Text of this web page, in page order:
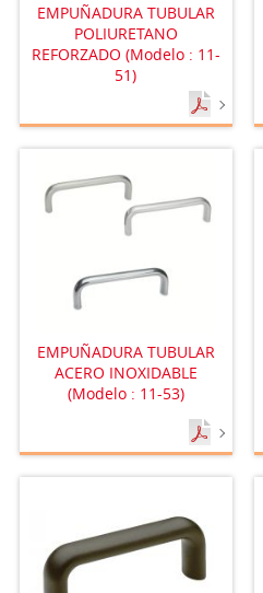
EMPUÑADURA TUBULAR
POLIURETANO
REFORZADO (Modelo : 11-
51)
EMPUÑADURA TUBULAR
ACERO INOXIDABLE
(Modelo : 11-53)